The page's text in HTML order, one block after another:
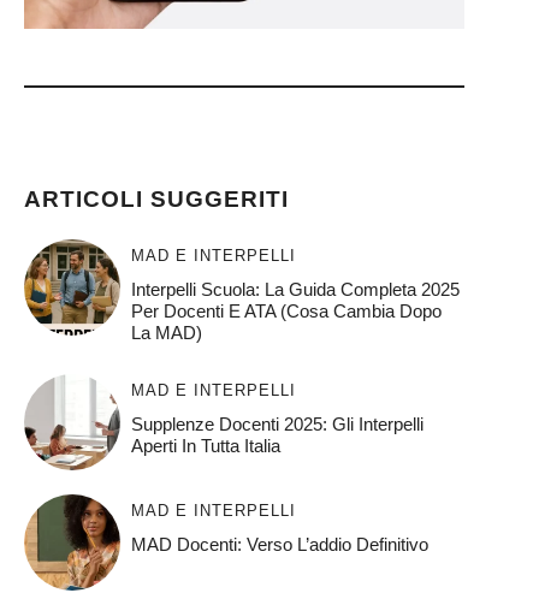
ARTICOLI SUGGERITI
MAD E INTERPELLI
Interpelli Scuola: La Guida Completa 2025
Per Docenti E ATA (Cosa Cambia Dopo
La MAD)
MAD E INTERPELLI
Supplenze Docenti 2025: Gli Interpelli
Aperti In Tutta Italia
MAD E INTERPELLI
MAD Docenti: Verso L’addio Definitivo